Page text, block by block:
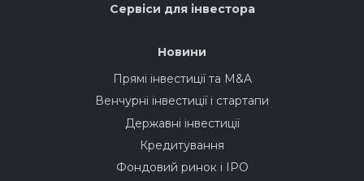
Сервіси для інвестора
Новини
Прямі інвестиції та M&A
Венчурні інвестиції і стартапи
Державні інвестиції
Кредитування
Фондовий ринок і IPO